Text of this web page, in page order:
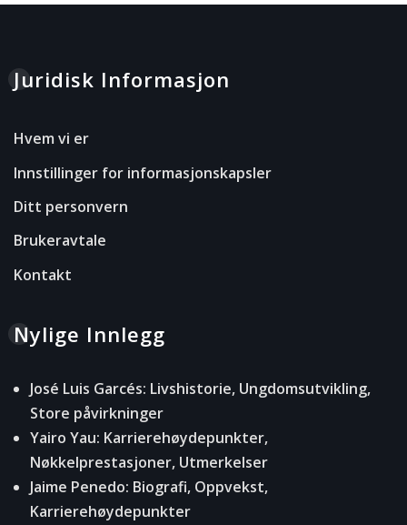
Juridisk Informasjon
Hvem vi er
Innstillinger for informasjonskapsler
Ditt personvern
Brukeravtale
Kontakt
Nylige Innlegg
José Luis Garcés: Livshistorie, Ungdomsutvikling,
Store påvirkninger
Yairo Yau: Karrierehøydepunkter,
Nøkkelprestasjoner, Utmerkelser
Jaime Penedo: Biografi, Oppvekst,
Karrierehøydepunkter